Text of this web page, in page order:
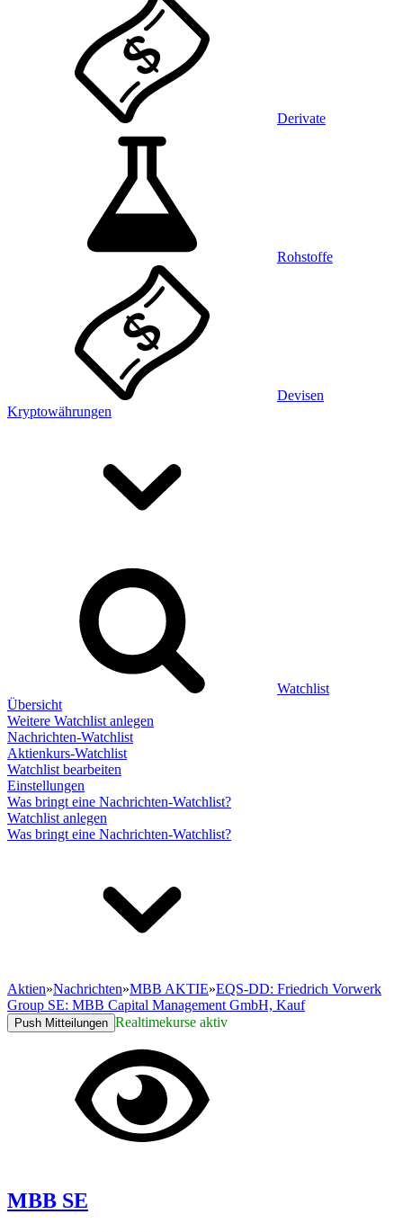
Derivate
Rohstoffe
Devisen
Kryptowährungen
Watchlist
Übersicht
Weitere Watchlist anlegen
Nachrichten-Watchlist
Aktienkurs-Watchlist
Watchlist bearbeiten
Einstellungen
Was bringt eine Nachrichten-Watchlist?
Watchlist anlegen
Was bringt eine Nachrichten-Watchlist?
Aktien»Nachrichten»MBB AKTIE»EQS-DD: Friedrich Vorwerk
Group SE: MBB Capital Management GmbH, Kauf
Push Mitteilungen Realtimekurse aktiv
MBB SE